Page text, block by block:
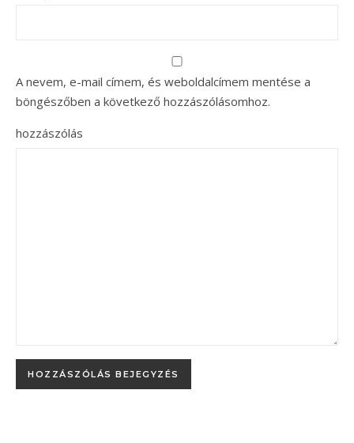
A nevem, e-mail címem, és weboldalcímem mentése a
böngészőben a következő hozzászólásomhoz.
hozzászólás